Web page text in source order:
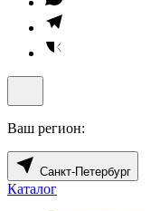
Ваш регион:
Санкт-Петербург
Каталог